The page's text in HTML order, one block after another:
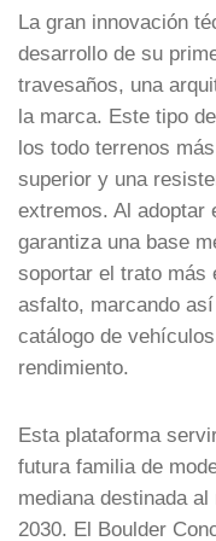
La gran innovación
desarrollo de su
travesaños, una
la marca. Este tipo
los todo terrenos
superior y una
extremos. Al adoptar
garantiza una base
soportar el trato más
asfalto, marcando
catálogo de
rendimiento.
Esta plataforma
futura familia de
mediana destinada
2030. El Boulder